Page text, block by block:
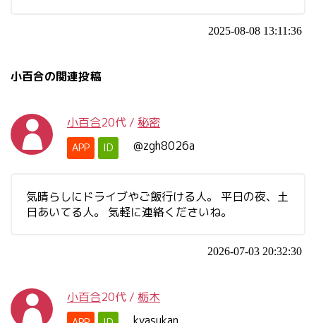
2025-08-08 13:11:36
小百合の関連投稿
小百合20代 / 秘密
APP ID @zgh8026a
気晴らしにドライブやご飯行ける人。 平日の夜、土
日あいてる人。 気軽に連絡くださいね。
2026-07-03 20:32:30
小百合20代 / 栃木